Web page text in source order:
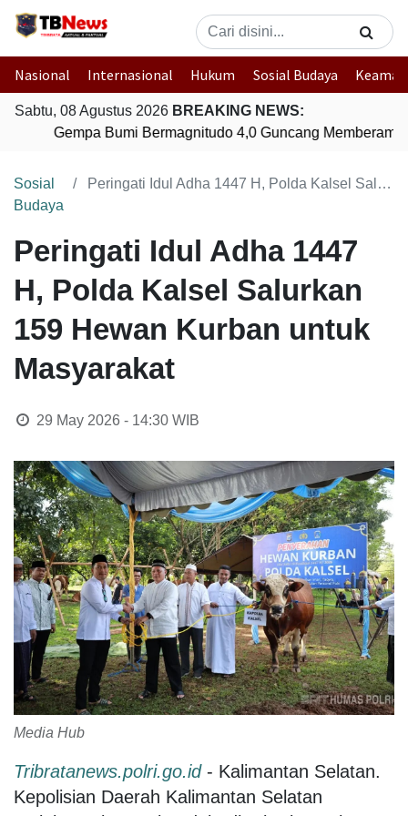
Nasional Internasional Hukum Sosial Budaya
Sabtu, 08 Agustus 2026 BREAKING NEWS:
Gempa Bumi Bermagnitudo 4,0 Guncang Memberamo
Sosial
Budaya
Peringati Idul Adha 1447 H, Polda Kalsel Salurkan 159 Hewan Kurban untuk Masyarakat
Peringati Idul Adha 1447
H, Polda Kalsel Salurkan
159 Hewan Kurban untuk
Masyarakat
29 May 2026 - 14:30WIB
Media Hub
Tribratanews.polri.go.id- Kalimantan Selatan.
Kepolisian Daerah Kalimantan Selatan